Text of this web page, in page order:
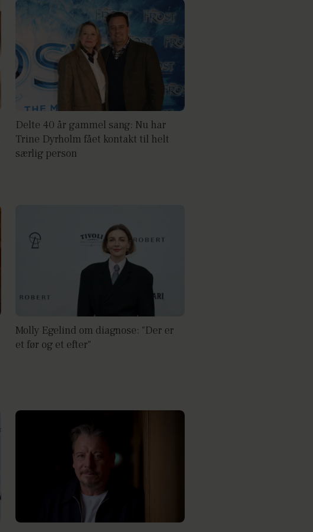
Delte 40 år gammel sang: Nu har
Trine Dyrholm fået kontakt til helt
særlig person
Molly Egelind om diagnose: "Der er
et før og et efter"